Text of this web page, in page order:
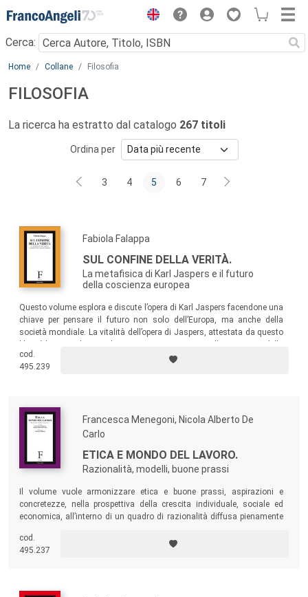
Menu
Cerca:
Main content
Home Collane Filosofia
FILOSOFIA
La ricerca ha estratto dal catalogo 267 titoli
Ordina per
3 4 5 6 7
Fabiola Falappa
SUL CONFINE DELLA VERITÀ.
La metafisica di Karl Jaspers e il futuro
della coscienza europea
Questo volume esplora e discute l’opera di Karl Jaspers facendone una
chiave per pensare il futuro non solo dell’Europa, ma anche della
società mondiale. La vitalità dell’opera di Jaspers, attestata da questo
forza indomabile della dignità umana. Ed è un monito a non sradicare
la filosofia dalla vita della società.
cod.
495.239
Francesca Menegoni, Nicola Alberto De
Carlo
ETICA E MONDO DEL LAVORO.
Razionalità, modelli, buone prassi
Il volume vuole armonizzare etica e buone prassi, aspirazioni e
concretezze, nella prospettiva della crescita individuale, sociale ed
economica, all’interno di un quadro di razionalità diffusa pienamente
umana. Ciò in costante riferimento al mondo del lavoro,
particolarmente ricco di significato e di obiettivi per la persona.
cod.
495.237